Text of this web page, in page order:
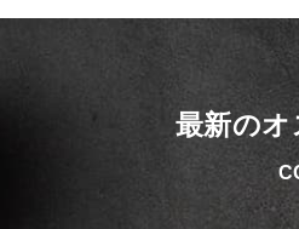
最新の